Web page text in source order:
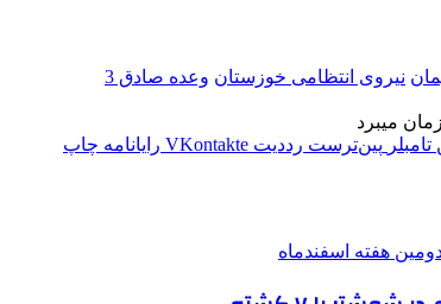
نیروی انتظامی خوزستان وعده صادق 3
‫تامبلر ‫پین‌ترست ‫رددیت ‫VKontakte رایانامه چاپ